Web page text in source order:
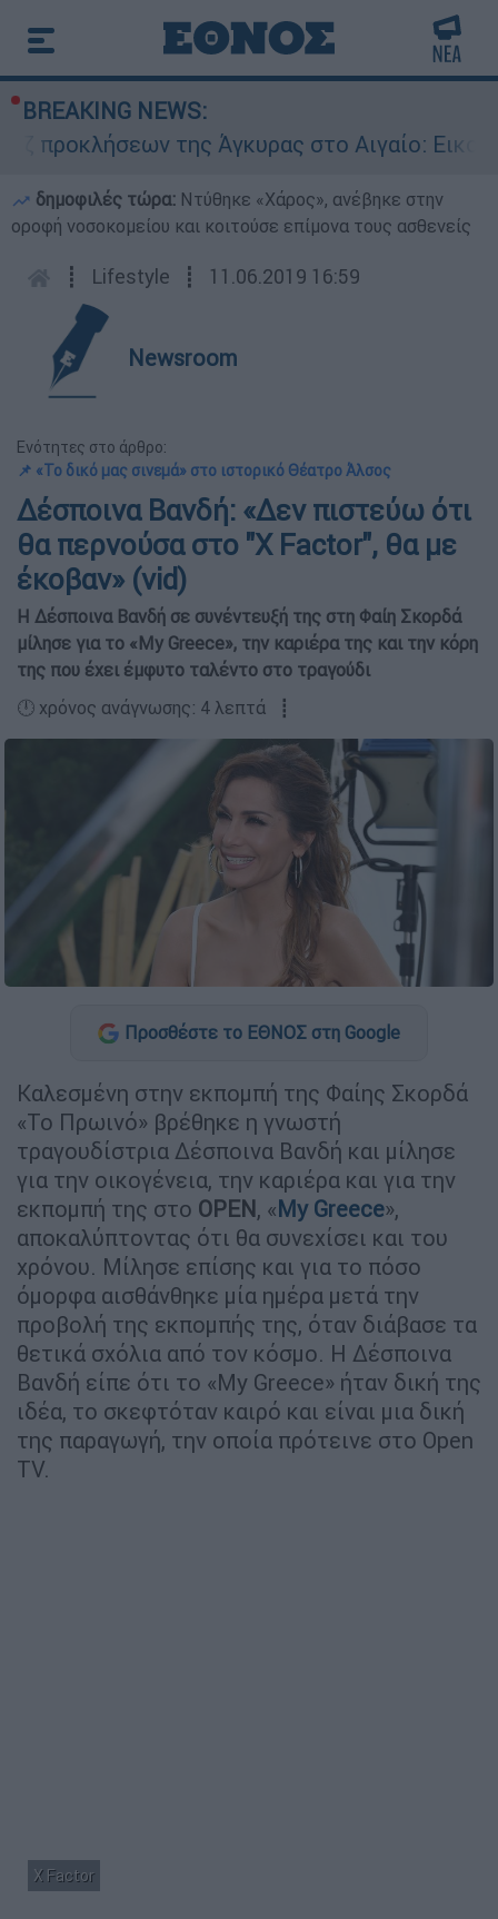
BREAKING NEWS:
της Άγκυρας στο Αιγαίο: Εικονική
δημοφιλές τώρα: Ντύθηκε «Χάρος», ανέβηκε στην
οροφή νοσοκομείου και κοιτούσε επίμονα τους ασθενείς
┋ Lifestyle ┋ 11.06.2019 16:59
Newsroom
Ενότητες στο άρθρο:
📌 «Το δικό μας σινεμά» στο ιστορικό Θέατρο Άλσος
Δέσποινα Βανδή: «Δεν πιστεύω ότι
θα περνούσα στο "X Factor", θα με
έκοβαν» (vid)
Η Δέσποινα Βανδή σε συνέντευξή της στη Φαίη Σκορδά
μίλησε για το «My Greece», την καριέρα της και την κόρη
της που έχει έμφυτο ταλέντο στο τραγούδι
🕛 χρόνος ανάγνωσης: 4 λεπτά ┋
Προσθέστε το ΕΘΝΟΣ στη Google
Καλεσμένη στην εκπομπή της Φαίης Σκορδά
«Το Πρωινό» βρέθηκε η γνωστή
τραγουδίστρια Δέσποινα Βανδή και μίλησε
για την οικογένεια, την καριέρα και για την
εκπομπή της στο OPEN , « My Greece»,
αποκαλύπτοντας ότι θα συνεχίσει και του
χρόνου. Μίλησε επίσης και για το πόσο
όμορφα αισθάνθηκε μία ημέρα μετά την
προβολή της εκπομπής της, όταν διάβασε τα
θετικά σχόλια από τον κόσμο. Η Δέσποινα
Βανδή είπε ότι το «My Greece» ήταν δική της
ιδέα, το σκεφτόταν καιρό και είναι μια δική
της παραγωγή, την οποία πρότεινε στο Open
TV.
X Factor